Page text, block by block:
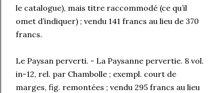
le catalogue), mais titre raccommodé (ce qu’il
omet d’indiquer) ; vendu 141 francs au lieu de 370
francs.
Le Paysan perverti. - La Paysanne pervertie. 8 vol.
in-12, rel. par Chambolle ; exempl. court de
marges, fig. remontées ; vendu 295 francs au lieu